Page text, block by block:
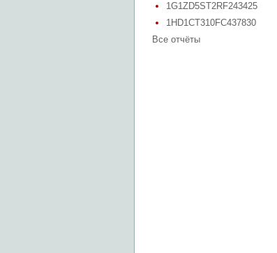
1G1ZD5ST2RF243425
1HD1CT310FC437830
Все отчёты